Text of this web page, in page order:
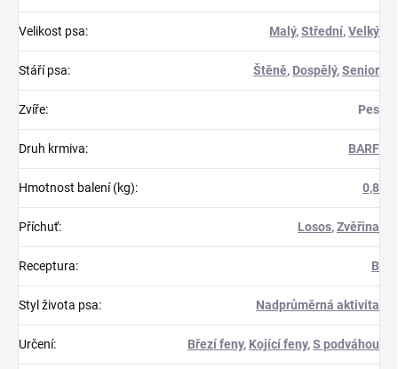
Velikost psa: Malý,Střední,Velký
Stáří psa: Štěně, Dospělý,Senior
Zvíře: Pes
Druh krmiva: BARF
Hmotnost balení (kg): 0,8
Příchuť: Losos,Zvěřina
Receptura: B
Styl života psa: Nadprůměrná aktivita
Určení: Březí feny, Kojící feny,S podváhou